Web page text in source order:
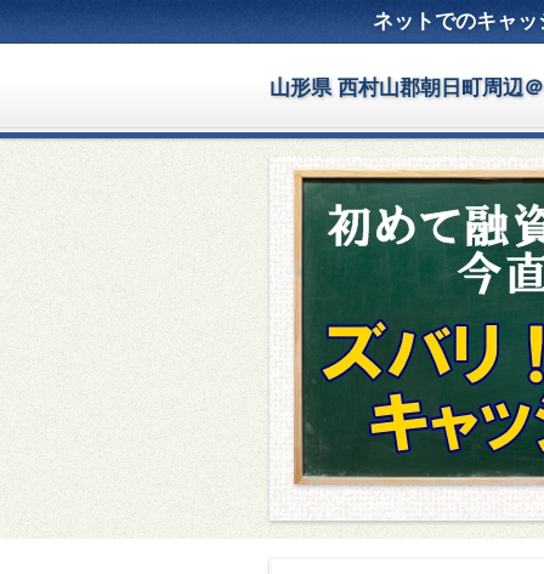
ネットでのキャ
山形県 西村山郡朝日町周辺